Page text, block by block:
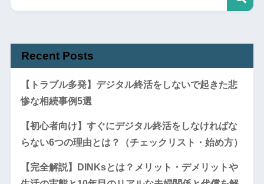
Recent Posts
【トラブル多発】デジタル終活をしないで起きた悲
惨な相続事例5選
【初心者向け】すぐにデジタル終活をしなければな
らない6つの理由とは？（チェックリスト・始め方）
【完全解説】DINKsとは？メリット・デメリットや